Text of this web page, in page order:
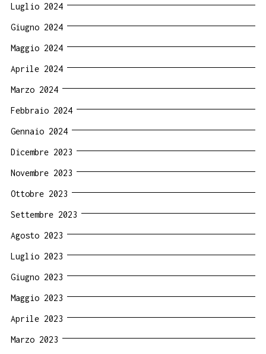
Luglio 2024
Giugno 2024
Maggio 2024
Aprile 2024
Marzo 2024
Febbraio 2024
Gennaio 2024
Dicembre 2023
Novembre 2023
Ottobre 2023
Settembre 2023
Agosto 2023
Luglio 2023
Giugno 2023
Maggio 2023
Aprile 2023
Marzo 2023